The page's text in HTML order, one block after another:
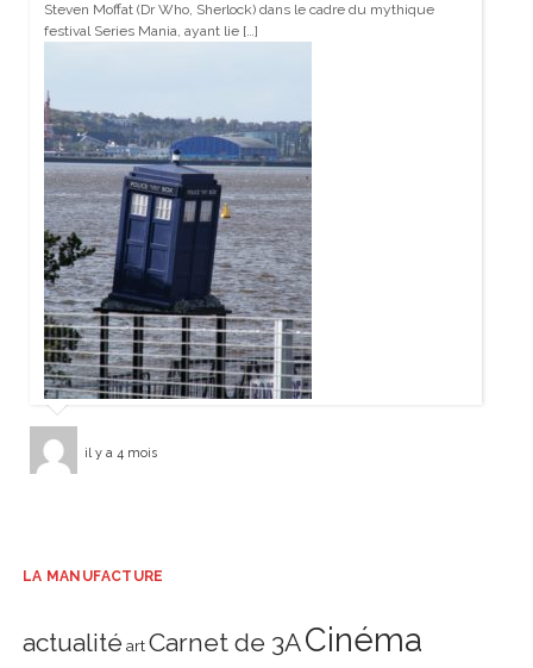
Steven Moffat (Dr Who, Sherlock) dans le cadre du mythique
festival Series Mania, ayant lie […]
il y a 4 mois
LA MANUFACTURE
actualité art Carnet de 3ACinéma